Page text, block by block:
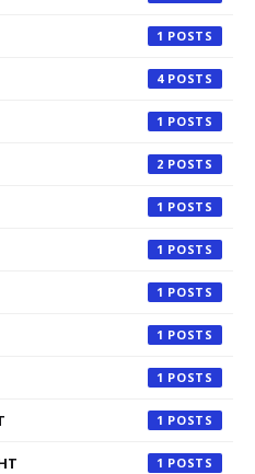
1
4
1
2
1
1
1
1
1
1
1